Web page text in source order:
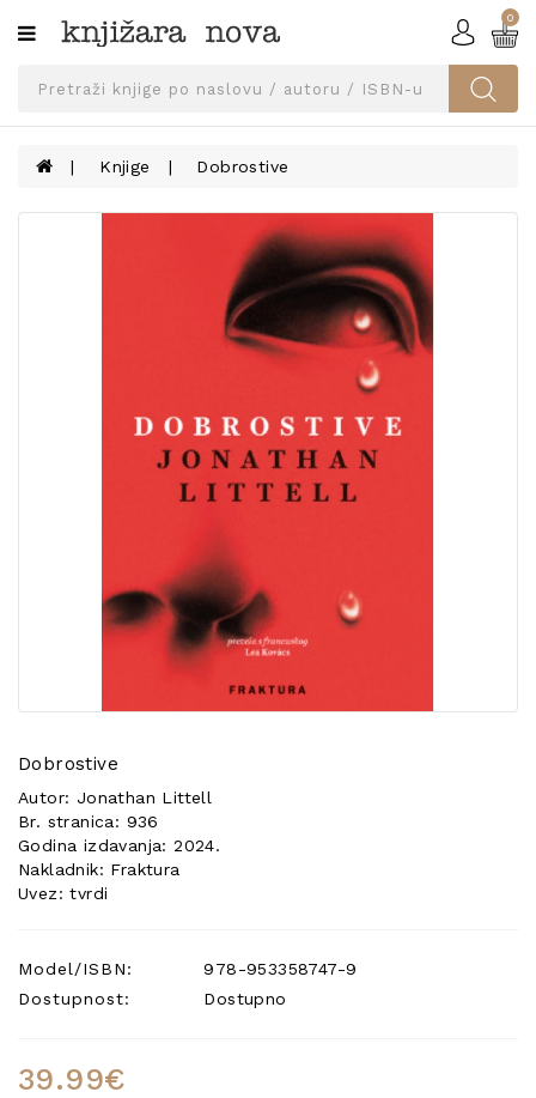
Kategorije
SVEUČILIŠNA
UDŽBENICI
KNJIGE
0
Knjige Dobrostive
Dobrostive
Autor: Jonathan Littell
Br. stranica: 936
Godina izdavanja: 2024.
Nakladnik: Fraktura
Uvez: tvrdi
Model/ISBN:
978-953358747-9
Dostupnost:
Dostupno
39.99€